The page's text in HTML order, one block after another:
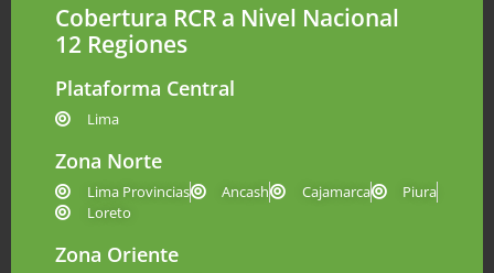
Cobertura RCR a Nivel Nacional
12 Regiones
Plataforma Central
Lima
Zona Norte
Lima Provincias Ancash Cajamarca
Piura
Loreto
Zona Oriente